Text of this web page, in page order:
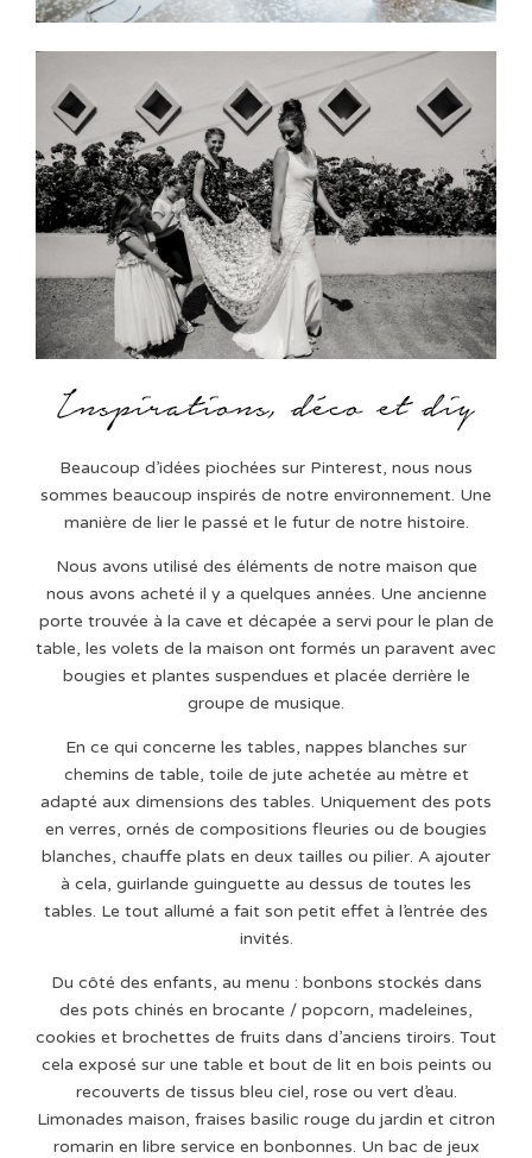
Beaucoup d’idées piochées sur Pinterest, nous nous
sommes beaucoup inspirés de notre environnement. Une
manière de lier le passé et le futur de notre histoire.
Nous avons utilisé des éléments de notre maison que
nous avons acheté il y a quelques années. Une ancienne
porte trouvée à la cave et décapée a servi pour le plan de
table, les volets de la maison ont formés un paravent avec
bougies et plantes suspendues et placée derrière le
groupe de musique.
En ce qui concerne les tables, nappes blanches sur
chemins de table, toile de jute achetée au mètre et
adapté aux dimensions des tables. Uniquement des pots
en verres, ornés de compositions fleuries ou de bougies
blanches, chauffe plats en deux tailles ou pilier. A ajouter
à cela, guirlande guinguette au dessus de toutes les
tables. Le tout allumé a fait son petit effet à l’entrée des
invités.
Du côté des enfants, au menu : bonbons stockés dans
des pots chinés en brocante / popcorn, madeleines,
cookies et brochettes de fruits dans d’anciens tiroirs. Tout
cela exposé sur une table et bout de lit en bois peints ou
recouverts de tissus bleu ciel, rose ou vert d’eau.
Limonades maison, fraises basilic rouge du jardin et citron
romarin en libre service en bonbonnes. Un bac de jeux